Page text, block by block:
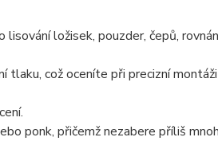
ložisek, pouzder, čepů,
tlaku, což oceníte při precizní
ponk, přičemž nezabere příliš